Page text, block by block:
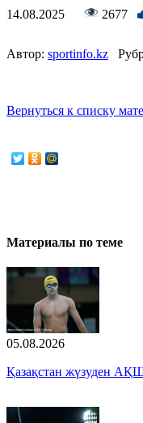
14.08.2025 2677
Автор: sportinfo.kz
Вернуться к списку
Материалы по теме
05.08.2026
Қазақстан жүзуден